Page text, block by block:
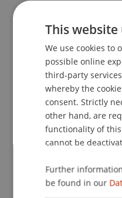
Registration
Die Diplomfeiern mit
der Diplomurkunden
stellen einen
Jahres an der
Bereits jetzt
und Absolventen und
besonderen Anlass
feierlichen Rahmen
This website
We use cookies to
possible online
third-party
whereby the
consent. Strictly
other hand, are
functionality of
cannot be
Further
be found in our